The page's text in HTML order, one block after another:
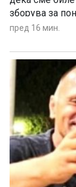
зборува за
пред 16 мин.